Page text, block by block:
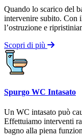
Quando lo scarico del
intervenire subito. Con
l’ostruzione e
Scopri di più
Spurgo WC Intasato
Un WC intasato può
Effettuiamo interventi
bagno alla piena